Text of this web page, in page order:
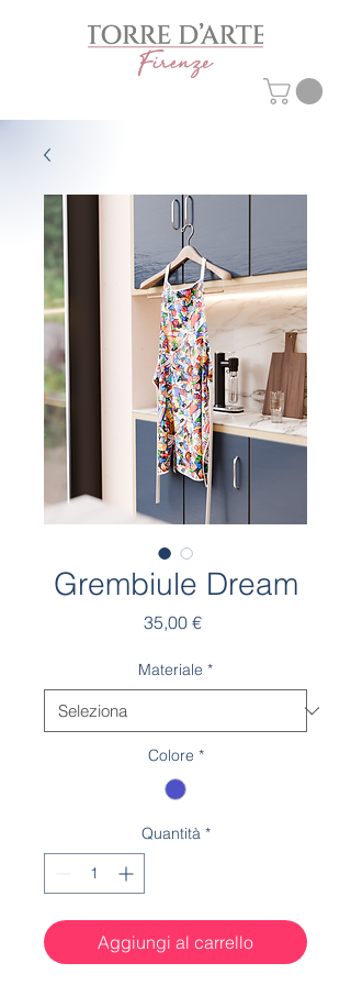
Grembiule Dream
35,00 €Prezzo
Materiale *
Colore *
Quantità *
Aggiungi al carrello